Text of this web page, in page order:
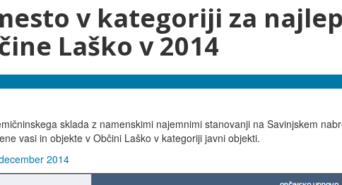
v kategoriji za
Laško v 2014
sklada z namenskimi najemnimi stanovanji na Savinjskem
vasi in objekte v Občini Laško v kategoriji javni objekti.
2014